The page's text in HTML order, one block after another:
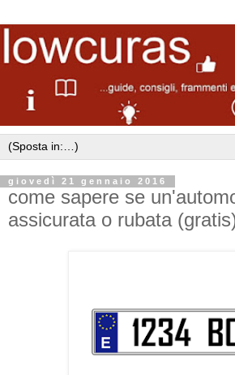
giovedì 21 gennaio 2016
come sapere se
assicurata o rubata